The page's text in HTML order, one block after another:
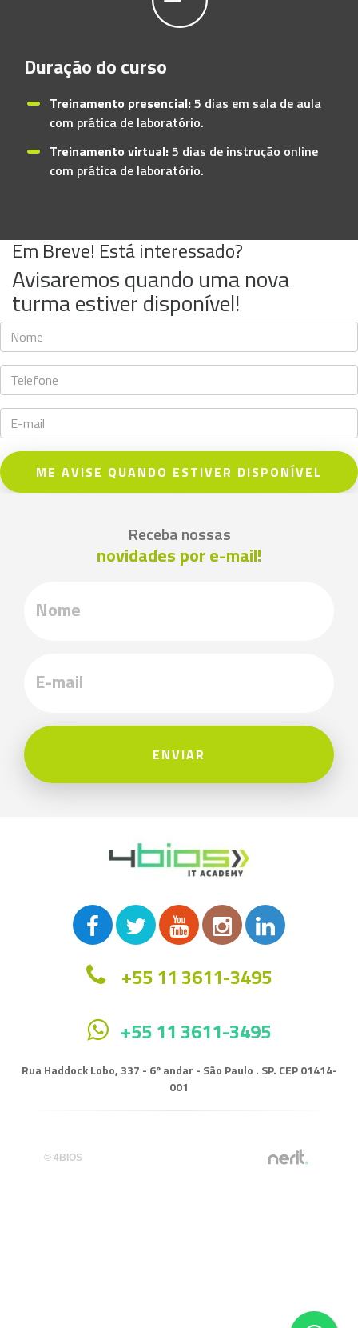
Duração do curso
Treinamento presencial:5 dias em sala de aula
com prática de laboratório.
Treinamento virtual:5 dias de instrução online
com prática de laboratório.
Em Breve! Está interessado?
Avisaremos quando uma nova
turma estiver disponível!
ME AVISE QUANDO ESTIVER DISPONÍVEL
Receba nossas
novidades por e-mail!
ENVIAR
+55 11 3611-3495
+55 11 3611-3495
Rua Haddock Lobo, 337 - 6º andar - São Paulo . SP. CEP 01414-
001
© 4BIOS